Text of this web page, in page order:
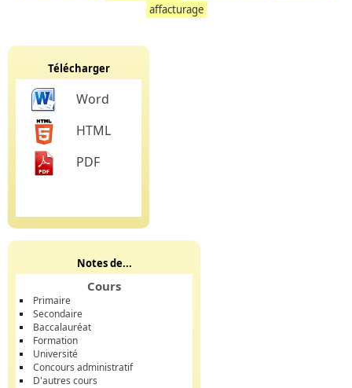
affacturage
Télécharger
Word
HTML
PDF
Notes de...
Cours
Primaire
Secondaire
Baccalauréat
Formation
Université
Concours administratif
D'autres cours